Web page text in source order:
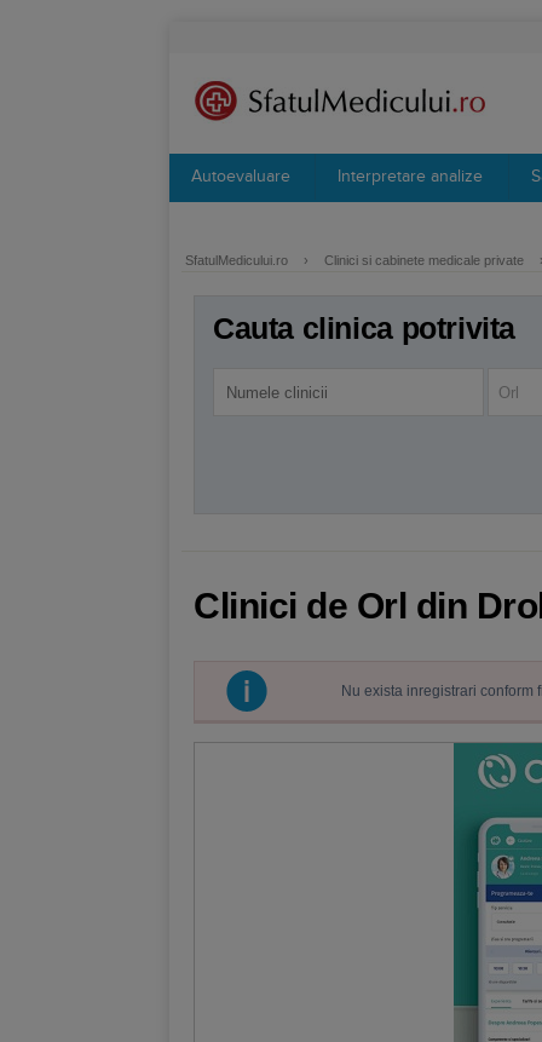
Autoevaluare Interpretare analize
SfatulMedicului.ro › Clinici si cabinete medicale private
Cauta clinica potrivita
Orl
Clinici de Orl din
Nu exista inregistrari